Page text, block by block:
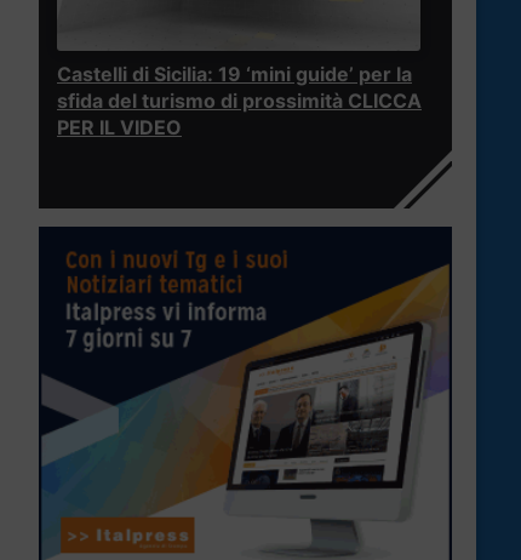
Castelli di Sicilia: 19 ‘mini guide’ per la
sfida del turismo di prossimità CLICCA
PER IL VIDEO